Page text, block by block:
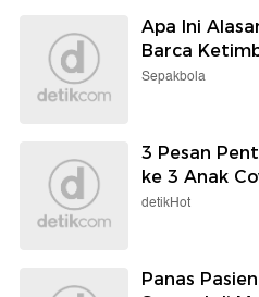
Apa Ini
Barca
Sepakbola
3 Pesan
ke 3 Anak
detikHot
Panas